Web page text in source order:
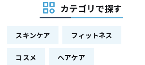
カテゴリで探す
スキンケア フィットネス
コスメ ヘアケア